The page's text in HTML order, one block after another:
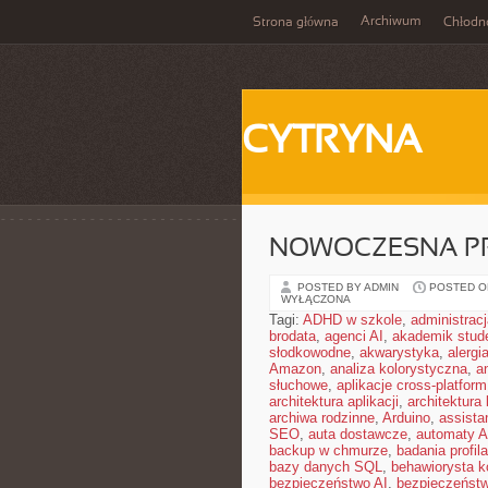
Strona główna Archiwum
CYTRYNA
NOWOCZESNA
POSTED BY ADMIN POSTED
WYŁĄCZONA
Tagi: ADHD w szkole,
brodata, agenci AI , akademik
słodkowodne, akwarystyka,
Amazon, analiza kolorystyczna,
słuchowe, aplikacje cross-platform
architektura aplikacji, architektura
archiwa rodzinne, Arduino,
SEO, auta dostawcze, automaty AI
backup w chmurze, badania
bazy danych SQL, behawiorysta
bezpieczeństwo AI ,